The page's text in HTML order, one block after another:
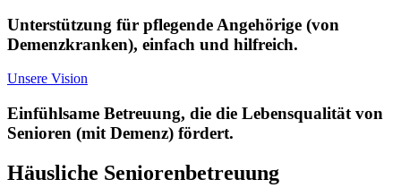
Unterstützung für pflegende Angehörige (von
Demenzkranken), einfach und hilfreich.
Unsere Vision
Einfühlsame Betreuung, die die Lebensqualität von
Senioren (mit Demenz) fördert.
Häusliche Seniorenbetreuung